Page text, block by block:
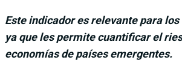
Este indicador es relevante para
ya que les permite cuantificar el
economías de países emergentes.